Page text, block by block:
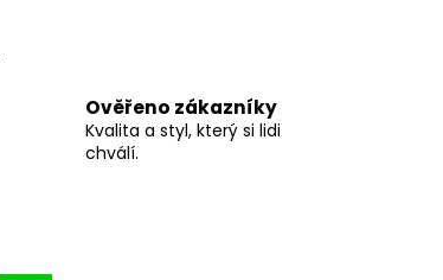
Ověřeno zákazníky
Kvalita a styl, který si lidi
chválí.